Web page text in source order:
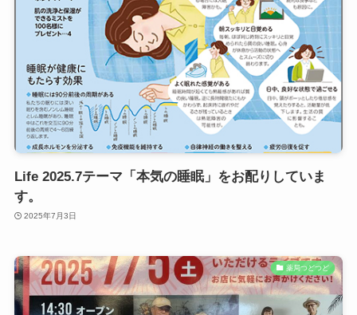
Life 2025.7テーマ「本気の睡眠」をお配りしていま
す。
2025年7月3日
薬局つどつど